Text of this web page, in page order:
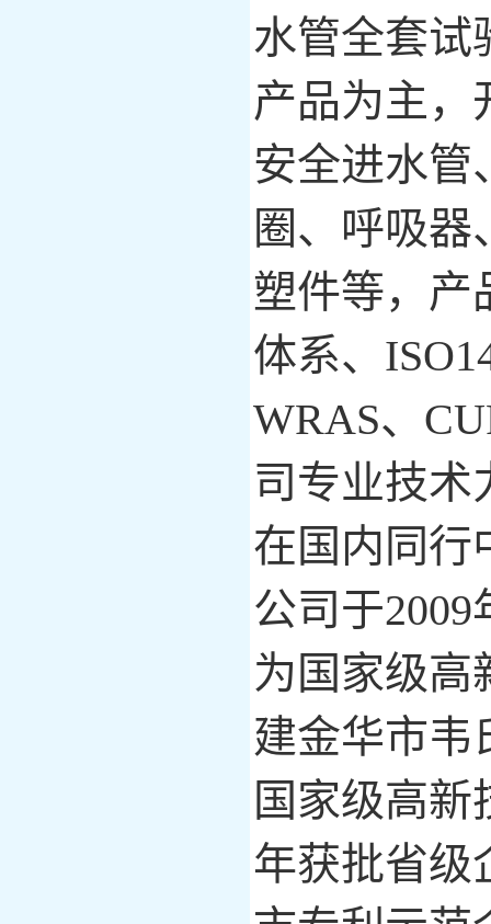
水管全套试
产品为主，
安全进水管
圈、 呼吸器
塑件等，产
体系、
WRAS、
司 专业技术
在国内同行
公司 于
为国家级高
建金华市韦
国家级高新
年获批省级